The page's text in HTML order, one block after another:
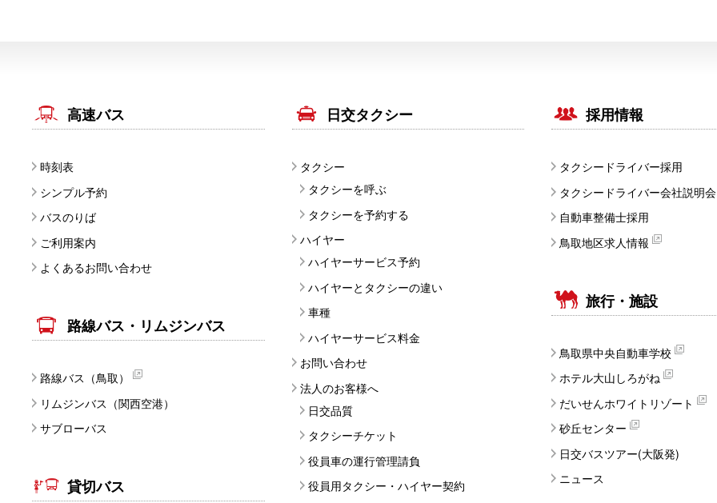
高速バス
時刻表
シンプル予約
バスのりば
ご利用案内
よくあるお問い合わせ
路線バス・リムジンバス
路線バス（鳥取）
リムジンバス（関西空港）
サブローバス
貸切バス
日交タクシー
タクシー
タクシーを呼ぶ
タクシーを予約する
ハイヤー
ハイヤーサービス予約
ハイヤーとタクシーの違い
車種
ハイヤーサービス料金
お問い合わせ
法人のお客様へ
日交品質
タクシーチケット
役員車の運行管理請負
役員用タクシー・ハイヤー契約
採用情報
タクシードライバー採用
タクシードライバー会社説明会
自動車整備士採用
鳥取地区求人情報
旅行・施設
鳥取県中央自動車学校
ホテル大山しろがね
だいせんホワイトリゾート
砂丘センター
日交バスツアー(大阪発)
ニュース